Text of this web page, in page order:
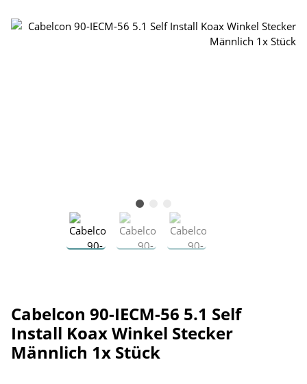
Cabelcon 90-IECM-56 5.1 Self
Install Koax Winkel Stecker
Männlich 1x Stück